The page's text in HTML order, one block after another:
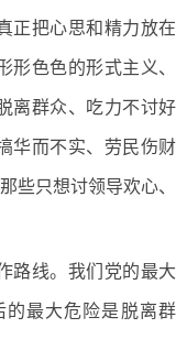
正把心思和精力放在
形色色的形式主义、
离群众、吃力不讨好
华而不实、劳民伤财
些只想讨领导欢心、
线。我们党的最大
最大危险是脱离群